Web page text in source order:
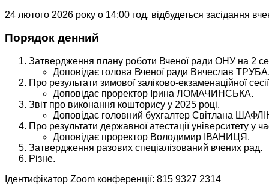
24 лютого 2026 року о 14:00 год. відбудеться засідання
Порядок денний
Затвердження плану роботи Вченої ради ОНУ на 2
Доповідає голова Вченої ради Вячеслав
Про результати зимової заліково-екзаменаційної
Доповідає проректор Ірина ЛОМАЧИНСЬКА.
Звіт про виконання кошторису у 2025 році.
Доповідає головний бухгалтер Світлана
Про результати державної атестації університету у
Доповідає проректор Володимир ІВАНИЦЯ.
Затвердження разових спеціалізований вчених рад.
Різне.
Ідентифікатор Zoom конференції: 815 9327 2314